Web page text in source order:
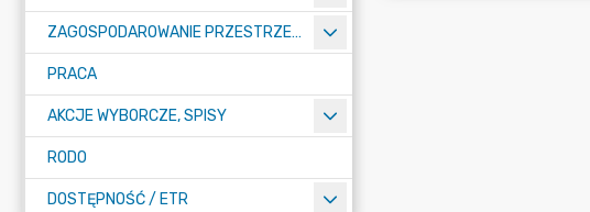
ZAGOSPODAROWANIE PRZESTRZENNE
PRACA
AKCJE WYBORCZE, SPISY
RODO
DOSTĘPNOŚĆ / ETR